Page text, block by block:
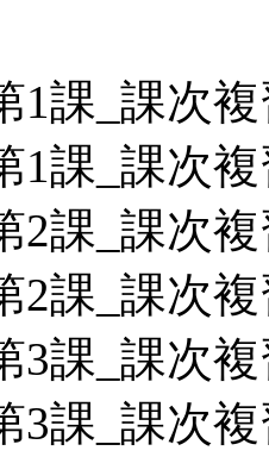
1課_課次
1課_課次
2課_課次
2課_課次
3課_課次
3課_課次